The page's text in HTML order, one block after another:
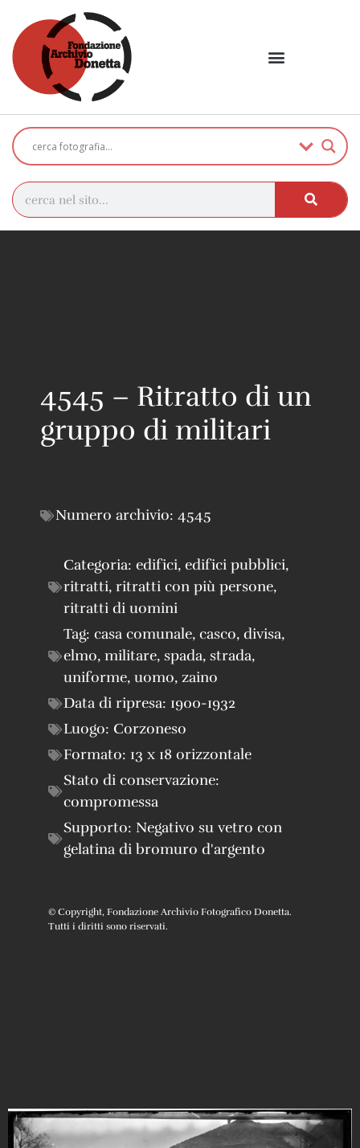
4545 – Ritratto di un
gruppo di militari
Numero archivio: 4545
Categoria: edifici, edifici pubblici,
ritratti, ritratti con più persone,
ritratti di uomini
Tag: casa comunale, casco, divisa,
elmo, militare, spada, strada,
uniforme, uomo, zaino
Data di ripresa: 1900-1932
Luogo: Corzoneso
Formato: 13 x 18 orizzontale
Stato di conservazione:
compromessa
Supporto: Negativo su vetro con
gelatina di bromuro d'argento
© Copyright, Fondazione Archivio Fotografico Donetta.
Tutti i diritti sono riservati.